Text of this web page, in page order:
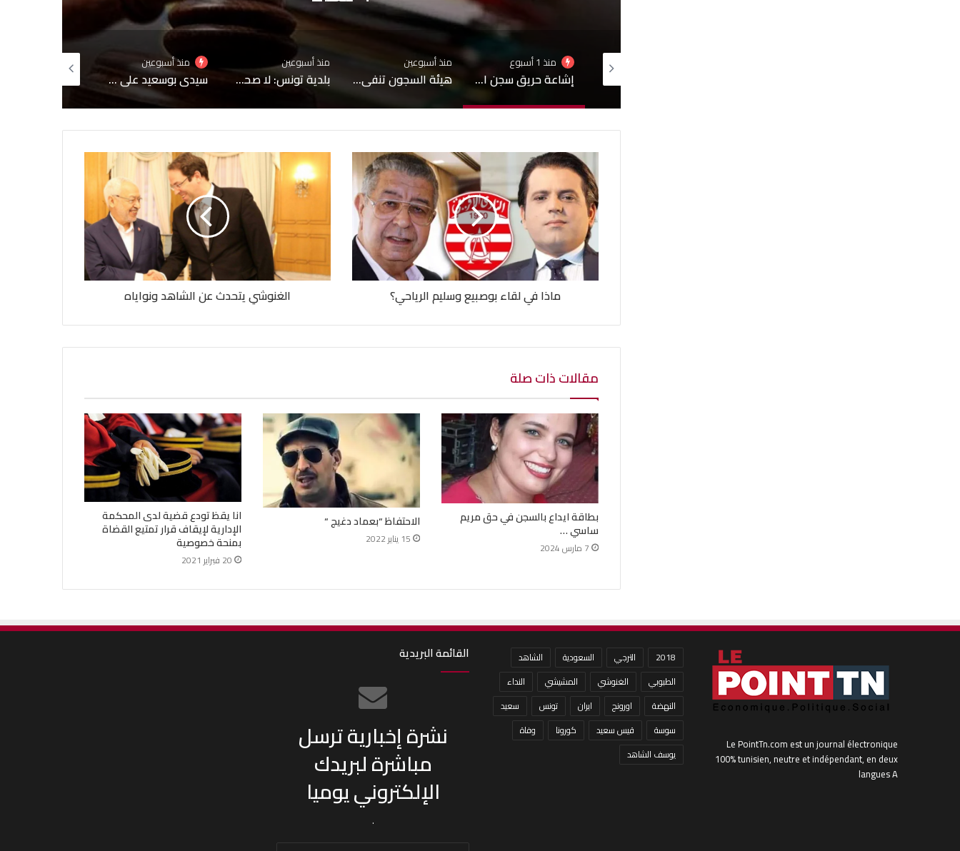
إشاعة حريق سجن المسعدين: ‬إيقاف 6 أشخاص بينهم 4 نساء
منذ أسبوعين
هيئة السجون تنفي تدهور الحالة الصحية لبعض المساجين
منذ أسبوعين
بلدية تونس: لا صحة لبيع قبور بمقبرة الجلاز والابحاث جارية حول التجاوزات وشبهات التدليس
منذ أسبوعين
سيدي بوسعيد على قائمة التراث العالمي لليونسكو
منذ أسبوعين
تونس تستدعي السفيرة الفرنسية لإبلاغها احتجاجًا شديد اللهجة إثر حوار إعلامي مع مطلوب للعدالة
ماذا في لقاء بوصبيع وسليم الرياحي؟ الغنوشي يتحدث عن الشاهد ونواياه
مقالات ذات صلة
بطاقة ايداع بالسجن في حق مريم
ساسي …
7 مارس 2024
الاحتفاظ “بعماد دغيج “
15 يناير 2022
انا يقظ تودع قضية لدى المحكمة
الإدارية لإيقاف قرار تمتيع القضاة
بمنحة خصوصية
20 فبراير 2021
Le PointTn.com est un journal électronique
100% tunisien, neutre et indépendant, en deux
langues A
2018 الترجي السعودية
الشاهد
الطبوبي
الغنوشي المشيشي
النداء
النهضة
اورونج ايران تونس
سعيد
سوسة
قيس سعيد كورونا
وفاة
يوسف الشاهد
القائمة البريدية
نشرة إخبارية ترسل
مباشرة لبريدك
الإلكتروني يوميا
.